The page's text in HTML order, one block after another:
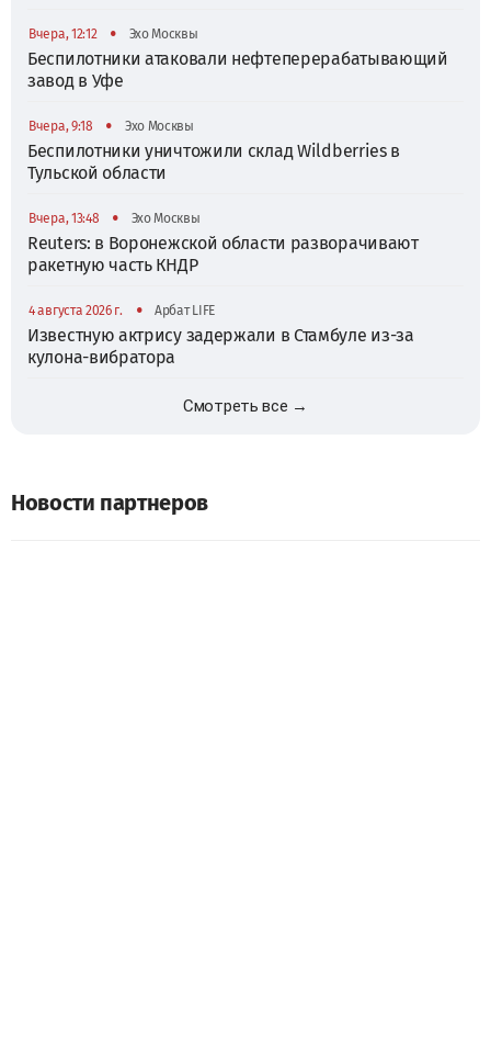
Вчера, 12:12 • Эхо Москвы
Беспилотники атаковали нефтеперерабатывающий
завод в Уфе
Вчера, 9:18 • Эхо Москвы
Беспилотники уничтожили склад Wildberries в
Тульской области
Вчера, 13:48 • Эхо Москвы
Reuters: в Воронежской области разворачивают
ракетную часть КНДР
4 августа 2026 г. • Арбат LIFE
Известную актрису задержали в Стамбуле из-за
кулона-вибратора
Смотреть все →
Новости партнеров